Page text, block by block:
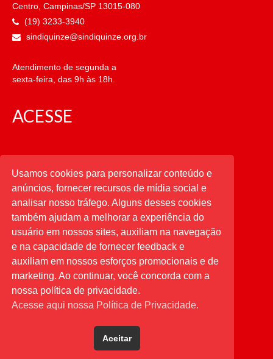
Centro, Campinas/SP 13015-080
(19) 3233-3940
sindiquinze@sindiquinze.org.br
Atendimento de segunda a
sexta-feira, das 9h às 18h.
ACESSE
CATEGORIAS
CATEGORIAS
PESQUISAR
Buscar
por:
Direta Sistemas Designed by Freepik
Usamos cookies para personalizar conteúdo e
anúncios, fornecer recursos de mídia social e
analisar nosso tráfego. Alguns desses cookies
também ajudam a melhorar a experiência do
usuário em nossos sites, auxiliam na navegação
e na capacidade de fornecer feedback e
auxiliam em nossos esforços promocionais e de
marketing. Ao continuar, você concorda com a
nossa política de privacidade.
Acesse aqui nossa Política de Privacidade.
Aceitar